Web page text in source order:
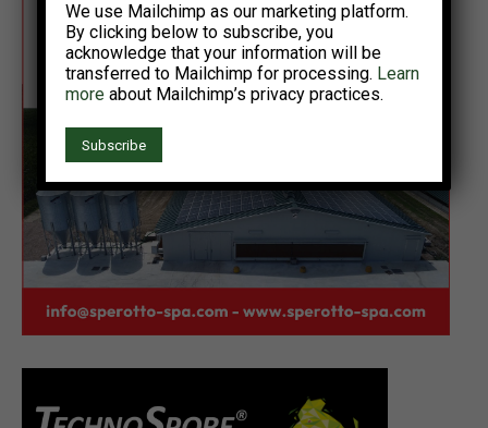
We use Mailchimp as our marketing platform.
By clicking below to subscribe, you
acknowledge that your information will be
transferred to Mailchimp for processing. Learn
more about Mailchimp’s privacy practices.